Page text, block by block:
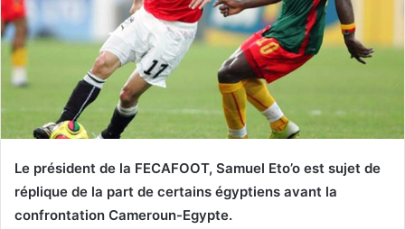
Le président de la FECAFOOT, Samuel Eto’o est sujet de
réplique de la part de certains égyptiens avant la
confrontation Cameroun-Egypte.